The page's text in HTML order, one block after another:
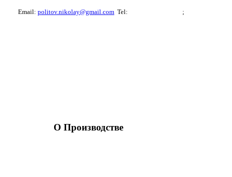
Email: politov.nikolay@gmail.com Tel: ;
О Производстве